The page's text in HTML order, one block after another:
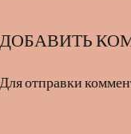
ДОБАВИТЬ
Для отправки